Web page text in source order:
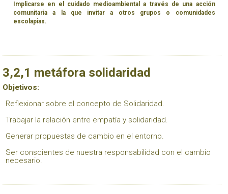
Implicarse en el cuidado medioambiental a través de una acción
comunitaria a la que invitar a otros grupos o comunidades
escolapias.
3,2,1 metáfora solidaridad
Objetivos:
Reflexionar sobre el concepto de Solidaridad.
Trabajar la relación entre empatía y solidaridad.
Generar propuestas de cambio en el entorno.
Ser conscientes de nuestra responsabilidad con el cambio
necesario.